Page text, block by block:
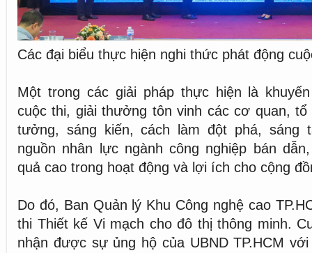
Các đại biểu thực hiện nghi thức phát động
Một trong các giải pháp thực hiện là
cuộc thi, giải thưởng tôn vinh các cơ quan,
tưởng, sáng kiến, cách làm đột phá, sáng
nguồn nhân lực ngành công nghiệp bán
quả cao trong hoạt động và lợi ích cho cộng
Do đó, Ban Quản lý Khu Công nghệ cao
thi Thiết kế Vi mạch cho đô thị thông minh.
nhận được sự ủng hộ của UBND TP.HCM